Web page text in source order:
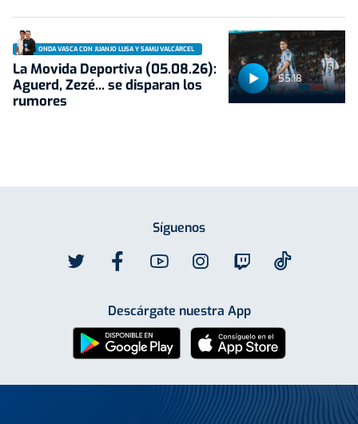
55:18
ONDA VASCA CON JUANJO LUSA Y SAMU VALCÁRCEL
La Movida Deportiva (05.08.26):
Aguerd, Zezé... se disparan los
rumores
Síguenos
Descárgate nuestra App